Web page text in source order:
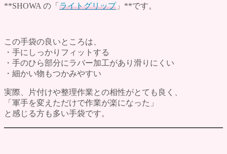
**SHOWA の「 ライトグリップ」**です。
この手袋の良いところは、
・手にしっかりフィットする
・手のひら部分にラバー加工があり滑りにくい
・細かい物もつかみやすい
実際、片付けや整理作業との相性がとても良く、
「軍手を変えただけで作業が楽になった」
と感じる方も多い手袋です。